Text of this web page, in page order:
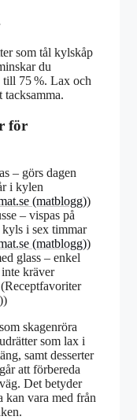
som tål kylskåp
du
till 75 %. Lax och
tacksamma.
för
– görs dagen
i kylen
(matblogg))
– vispas på
i sex timmar
(matblogg))
glass – enkel
kräver
skagenröra
som lax i
samt desserter
att förbereda
Det betyder
kan vara med från